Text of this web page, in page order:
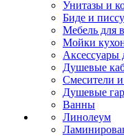
Унитазы и
Биде и
Мебель для
Мойки
Аксессуары
Душевые
Смесители
Душевые
Ванны
Линолеум